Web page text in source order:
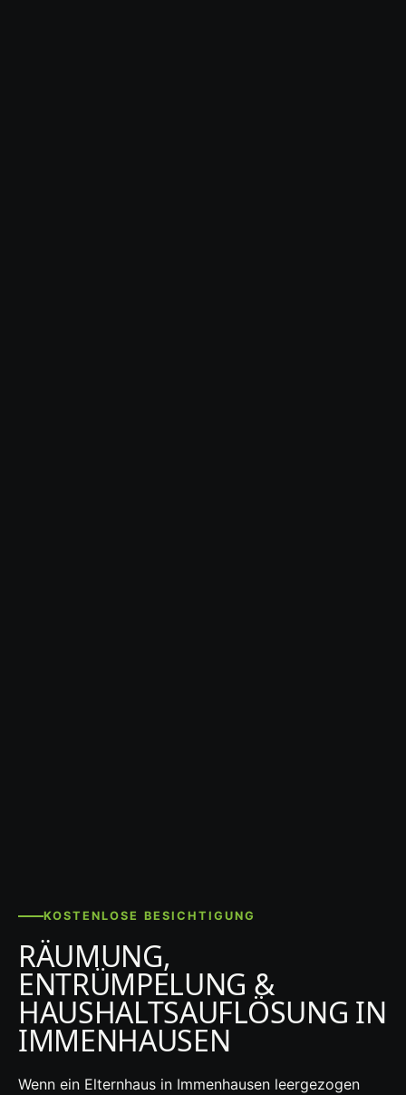
KOSTENLOSE BESICHTIGUNG
RÄUMUNG,
ENTRÜMPELUNG &
HAUSHALTSAUFLÖSUNG IN
IMMENHAUSEN
Wenn ein Elternhaus in Immenhausen leergezogen